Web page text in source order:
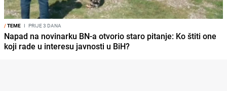
/TEME I PRIJE 3 DANA
Napad na novinarku BN-a otvorio staro pitanje: Ko štiti one
koji rade u interesu javnosti u BiH?